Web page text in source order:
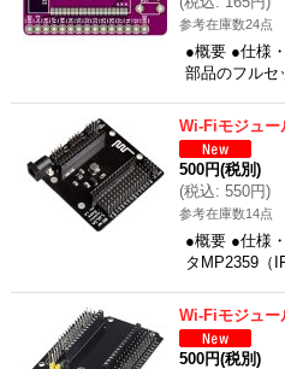
参考在庫数24点
●概要 ●仕様
部品のフル
Wi-Fiモジュー
500円(税別)
(税込: 550円)
参考在庫数14点
●概要 ●仕様
タMP2359（
Wi-Fiモジュー
500円(税別)